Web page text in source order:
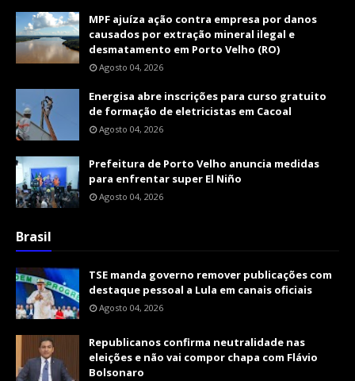
MPF ajuíza ação contra empresa por danos
causados por extração mineral ilegal e
desmatamento em Porto Velho (RO)
Agosto 04, 2026
Energisa abre inscrições para curso gratuito
de formação de eletricistas em Cacoal
Agosto 04, 2026
Prefeitura de Porto Velho anuncia medidas
para enfrentar super El Niño
Agosto 04, 2026
Brasil
TSE manda governo remover publicações com
destaque pessoal a Lula em canais oficiais
Agosto 04, 2026
Republicanos confirma neutralidade nas
eleições e não vai compor chapa com Flávio
Bolsonaro